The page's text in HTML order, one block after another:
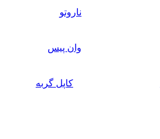
ناروتو
وان پیس
کاپل گربه